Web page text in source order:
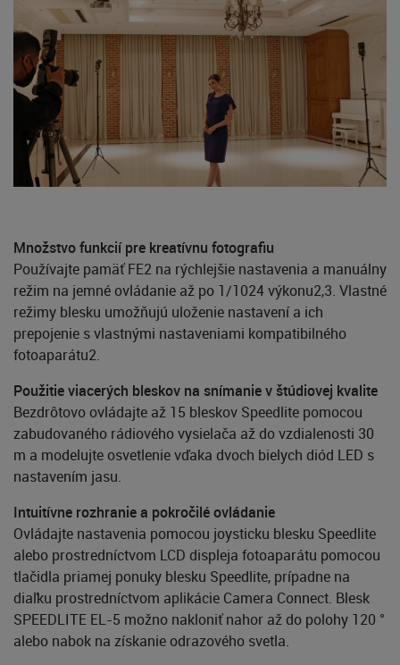
Množstvo funkcií pre kreatívnu fotografiu
Používajte pamäť FE2 na rýchlejšie nastavenia a manuálny
režim na jemné ovládanie až po 1/1024 výkonu2,3. Vlastné
režimy blesku umožňujú uloženie nastavení a ich
prepojenie s vlastnými nastaveniami kompatibilného
fotoaparátu2.
Použitie viacerých bleskov na snímanie v štúdiovej kvalite
Bezdrôtovo ovládajte až 15 bleskov Speedlite pomocou
zabudovaného rádiového vysielača až do vzdialenosti 30
m a modelujte osvetlenie vďaka dvoch bielych diód LED s
nastavením jasu.
Intuitívne rozhranie a pokročilé ovládanie
Ovládajte nastavenia pomocou joysticku blesku Speedlite
alebo prostredníctvom LCD displeja fotoaparátu pomocou
tlačidla priamej ponuky blesku Speedlite, prípadne na
diaľku prostredníctvom aplikácie Camera Connect. Blesk
SPEEDLITE EL-5 možno nakloniť nahor až do polohy 120 °
alebo nabok na získanie odrazového svetla.